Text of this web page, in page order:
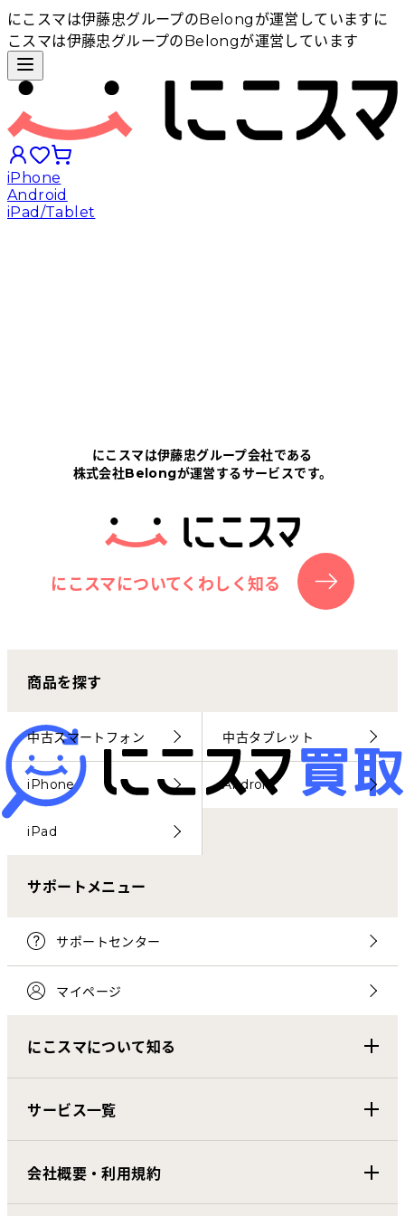
にこスマは伊藤忠グループのBelongが運営しています に
こスマは伊藤忠グループのBelongが運営しています
iPhone
Android
iPad/Tablet
にこスマについて
サポートセンター
お客さまの声
にこスマ通信
マイページ
にこスマは伊藤忠グループ会社である
株式会社Belongが運営するサービスです。
にこスマについてくわしく知る
商品を探す
中古スマートフォン 中古タブレット
iPhone Android
iPad
サポートメニュー
サポートセンター
マイページ
にこスマについて知る
サービス一覧
会社概要・利用規約